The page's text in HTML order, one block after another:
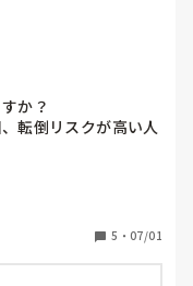
か？
転倒リスクが高い人
まに起きてくる事が
っておりすぐに1人
な外傷事故になる可
案しましたが却下さ
5 ・ 07/01